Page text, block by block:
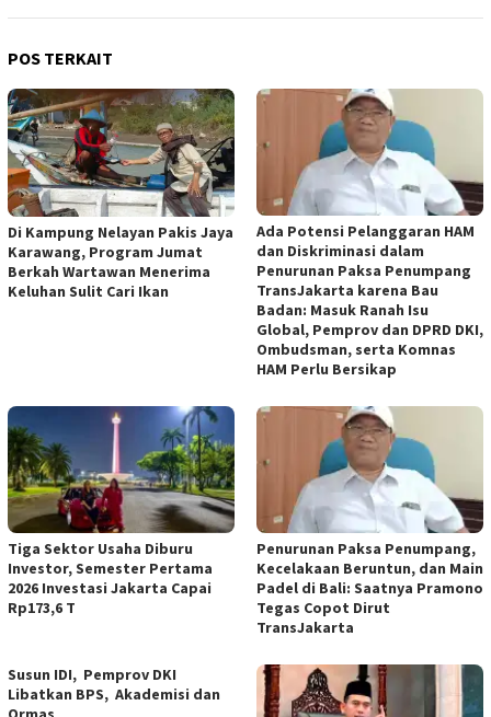
POS TERKAIT
Di Kampung Nelayan Pakis Jaya
Karawang, Program Jumat
Berkah Wartawan Menerima
Keluhan Sulit Cari Ikan
Ada Potensi Pelanggaran HAM
dan Diskriminasi dalam
Penurunan Paksa Penumpang
TransJakarta karena Bau
Badan: Masuk Ranah Isu
Global, Pemprov dan DPRD DKI,
Ombudsman, serta Komnas
HAM Perlu Bersikap
Tiga Sektor Usaha Diburu
Investor, Semester Pertama
2026 Investasi Jakarta Capai
Rp173,6 T
Penurunan Paksa Penumpang,
Kecelakaan Beruntun, dan Main
Padel di Bali: Saatnya Pramono
Tegas Copot Dirut
TransJakarta
Susun IDI, Pemprov DKI
Libatkan BPS, Akademisi dan